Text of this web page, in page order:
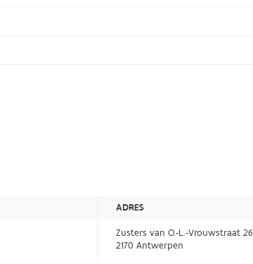
ADRES
Zusters van O.-L.-Vrouwstraat 26
2170 Antwerpen